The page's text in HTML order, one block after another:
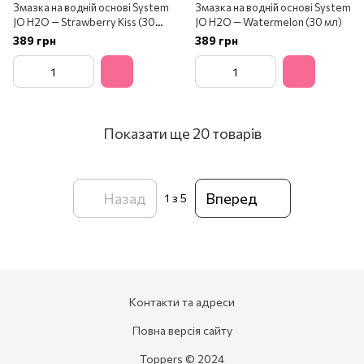
Змазка на водній основі System
JO H2O — Strawberry Kiss (30
мл)
389 грн
Змазка на водній основі System
JO H2O — Watermelon (30 мл)
389 грн
Показати ще 20 товарів
Назад 1 з 5 Вперед
Контакти та адреси
Повна версія сайту
Toppers © 2024